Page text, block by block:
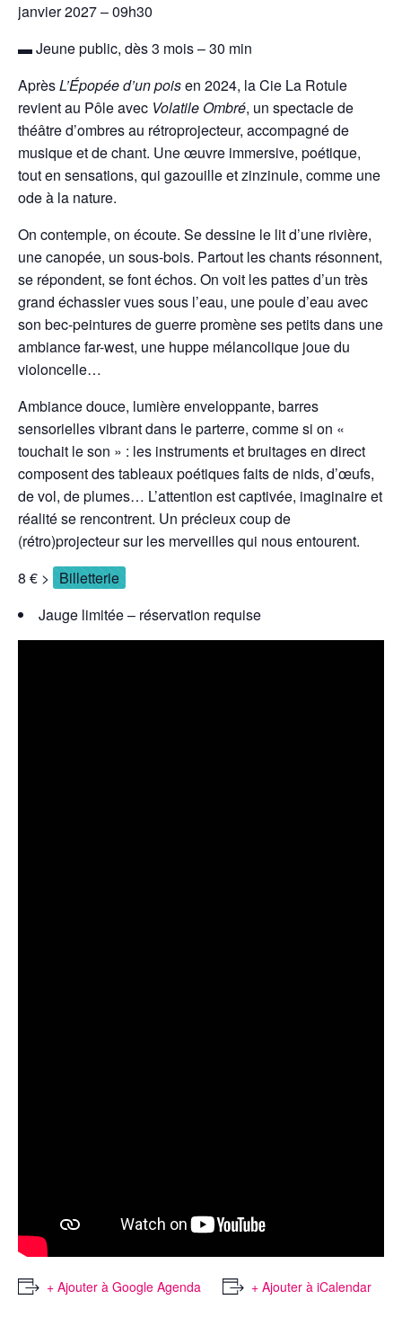
janvier 2027 – 09h30
▬ Jeune public, dès 3 mois – 30 min
AprèsL’Épopée d’un poisen 2024, la Cie La Rotule
revient au Pôle avec Volatile Ombré, un spectacle de
théâtre d’ombres au rétroprojecteur, accompagné de
musique et de chant. Une œuvre immersive, poétique,
tout en sensations, qui gazouille et zinzinule, comme une
ode à la nature.
On contemple, on écoute. Se dessine le lit d’une rivière,
une canopée, un sous-bois. Partout les chants résonnent,
se répondent, se font échos. On voit les pattes d’un très
grand échassier vues sous l’eau, une poule d’eau avec
son bec-peintures de guerre promène ses petits dans une
ambiance far-west, une huppe mélancolique joue du
violoncelle…
Ambiance douce, lumière enveloppante, barres
sensorielles vibrant dans le parterre, comme si on «
touchait le son » : les instruments et bruitages en direct
composent des tableaux poétiques faits de nids, d’œufs,
de vol, de plumes… L’attention est captivée, imaginaire et
réalité se rencontrent. Un précieux coup de
(rétro)projecteur sur les merveilles qui nous entourent.
8 € >
Billetterie
Jauge limitée – réservation requise
+ Ajouter à Google Agenda + Ajouter à iCalendar